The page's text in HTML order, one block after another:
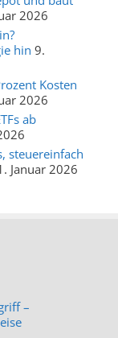
2026
hin 9.
Kosten
2026
ab
steuereinfach
Januar 2026
–